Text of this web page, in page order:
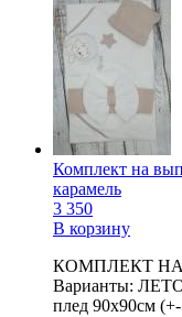
Комплект на
карамель
3 350
В корзину
КОМПЛЕКТ
Варианты: ЛЕТО
плед 90х90см